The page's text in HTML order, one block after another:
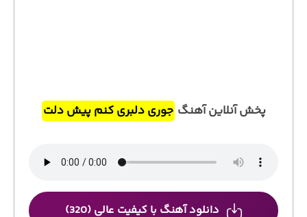
پخش آنلاین آهنگ جوری دلبری کنم پیش دلت
دانلود آهنگ با کیفیت عالی (320)